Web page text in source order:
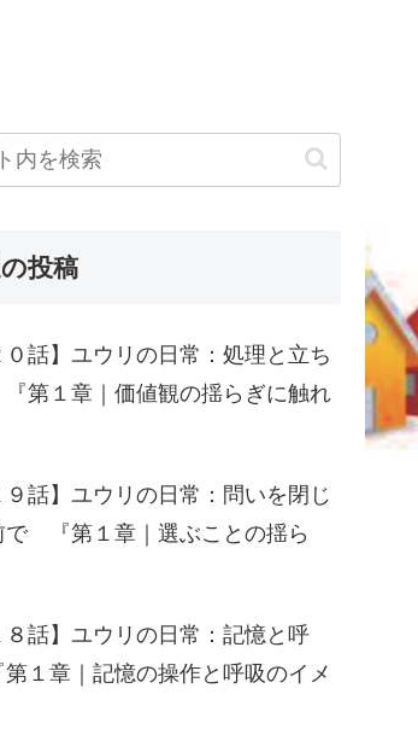
投稿
０話】ユウリの日常：処理と立ち
第１章｜価値観の揺らぎに触れ
９話】ユウリの日常：問いを閉じ
で 『第１章｜選ぶことの揺ら
８話】ユウリの日常：記憶と呼
１章｜記憶の操作と呼吸のイメ